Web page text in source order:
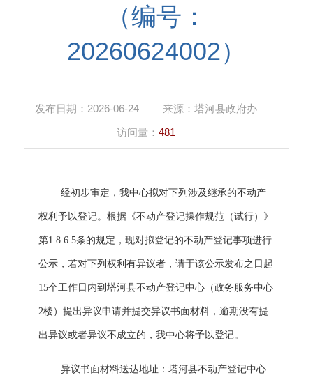
（编号：
20260624002）
发布日期： 2026-06-24 来源： 塔河县政府办
访问量： 481
经初步审定，我中心拟对下列涉及继承的不动产
权利予以登记。根据《不动产登记操作规范（试行）》
第1.8.6.5条的规定，现对拟登记的不动产登记事项进行
公示，若对下列权利有异议者，请于该公示发布之日起
15个工作日内到塔河县不动产登记中心（政务服务中心
2楼）提出异议申请并提交异议书面材料，逾期没有提
出异议或者异议不成立的，我中心将予以登记。
异议书面材料送达地址：塔河县不动产登记中心